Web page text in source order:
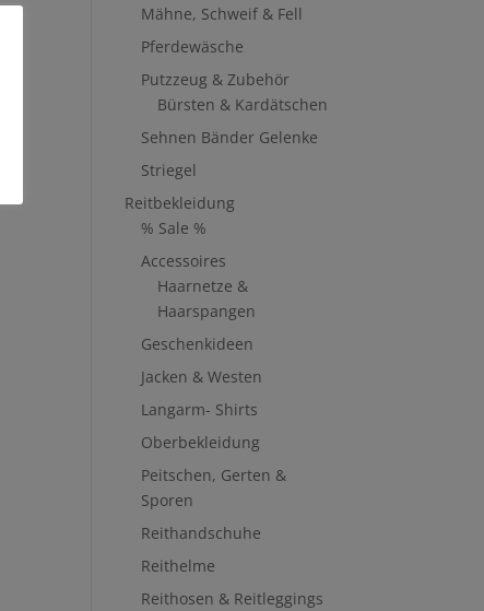
Mähne, Schweif & Fell
Pferdewäsche
Putzzeug & Zubehör
Bürsten & Kardätschen
Sehnen Bänder Gelenke
Striegel
Reitbekleidung
% Sale %
Accessoires
Haarnetze &
Haarspangen
Geschenkideen
Jacken & Westen
Langarm- Shirts
Oberbekleidung
Peitschen, Gerten &
Sporen
Reithandschuhe
Reithelme
Reithosen & Reitleggings